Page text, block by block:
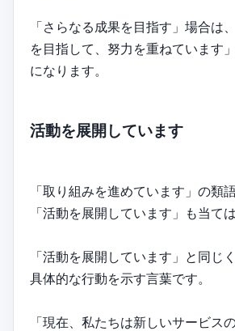
「さらなる成果を目指す」場合は
を目指して、努力を重ねています
になります。
活動を展開しています
「取り組みを進めています」の類
「活動を展開しています」も当て
「活動を展開しています」と同じく
具体的な行動を示す言葉です。
「現在、私たちは新しいサービス